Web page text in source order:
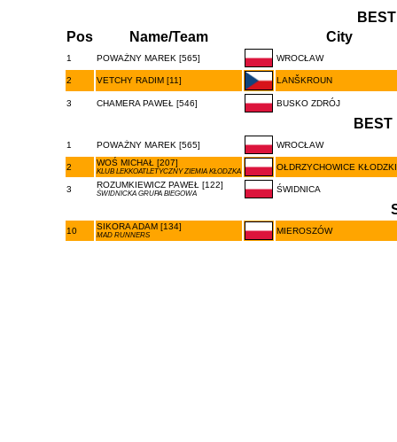
Pos
Name/Team City
1 POWAŻNY MAREK [565] WROCŁAW
2 VETCHY RADIM [11] LANŠKROUN
3 CHAMERA PAWEŁ [546] BUSKO ZDRÓJ
BEST
1 POWAŻNY MAREK [565] WROCŁAW
2 WOŚ MICHAŁ [207]
KLUB LEKKOATLETYCZNY ZIEMIA KŁODZKA OŁDRZYCHOWICE
3 ROZUMKIEWICZ PAWEŁ [122]
ŚWIDNICKA GRUPA BIEGOWA ŚWIDNICA
10 SIKORA ADAM [134]
MAD RUNNERS MIEROSZÓW